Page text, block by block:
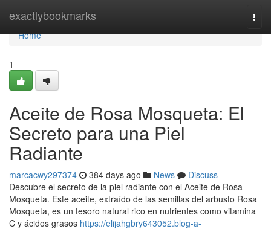
exactlybookmarks
Home
Home
1
Aceite de Rosa Mosqueta: El
Secreto para una Piel
Radiante
marcacwy297374 384 days ago News
Discuss
Descubre el secreto de la piel radiante con el Aceite de Rosa
Mosqueta. Este aceite, extraído de las semillas del arbusto Rosa
Mosqueta, es un tesoro natural rico en nutrientes como vitamina
C y ácidos grasos https://elijahgbry643052.blog-a-